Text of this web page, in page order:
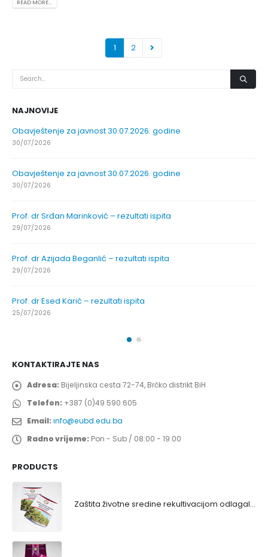
READ MORE...
1 2
NAJNOVIJE
Obavještenje za javnost 30.07.2026. godine
30/07/2026
Obavještenje za javnost 30.07.2026. godine
30/07/2026
Prof. dr Srđan Marinković – rezultati ispita
29/07/2026
Prof. dr Azijada Beganlić – rezultati ispita
29/07/2026
Prof. dr Esed Karić – rezultati ispita
25/07/2026
KONTAKTIRAJTE NAS
Adresa: Bijeljinska cesta 72-74, Brčko distrikt BiH
Telefon: +387 (0)49 590 605
Email:info@eubd.edu.ba
Radno vrijeme: Pon - Sub / 08:00 - 19:00
PRODUCTS
Zaštita životne sredine rekultivacijom odlagališta